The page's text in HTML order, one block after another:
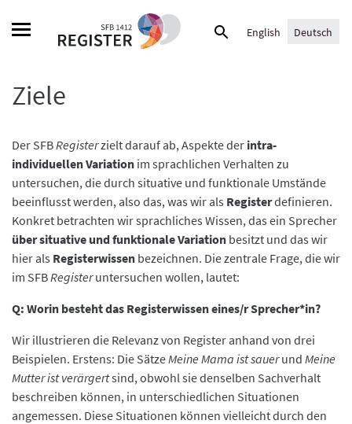
Suche
English Deutsch
Ziele
Der SFBRegisterzielt darauf ab, Aspekte der intra-
individuellen Variation im sprachlichen Verhalten zu
untersuchen, die durch situative und funktionale Umstände
beeinflusst werden, also das, was wir als Registerdefinieren.
Konkret betrachten wir sprachliches Wissen, das ein Sprecher
über situative und funktionale Variation besitzt und das wir
hier als Registerwissen bezeichnen. Die zentrale Frage, die wir
im SFBRegisteruntersuchen wollen, lautet:
Q: Worin besteht das Registerwissen eines/r Sprecher*in?
Wir illustrieren die Relevanz von Register anhand von drei
Beispielen. Erstens: Die SätzeMeine Mama ist sauerund Meine
Mutter ist verärgertsind, obwohl sie denselben Sachverhalt
beschreiben können, in unterschiedlichen Situationen
angemessen. Diese Situationen können vielleicht durch den